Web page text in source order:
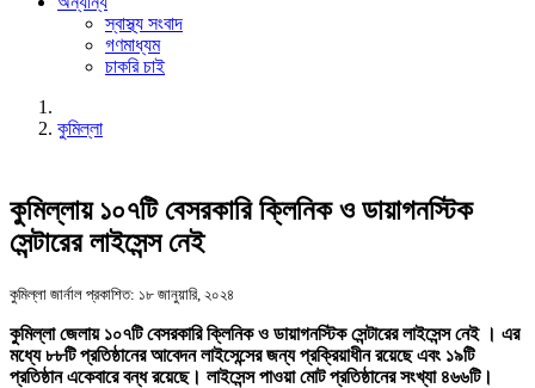
স্বাস্থ্য সংবাদ
গণমাধ্যম
চাকরি চাই
কুমিল্লা
কুমিল্লায় ১০৭টি বেসরকারি ক্লিনিক ও ডায়াগনস্টিক
সেন্টারের লাইসেন্স নেই
কুমিল্লা জার্নাল প্রকাশিত: ১৮ জানুয়ারি, ২০২৪
কুমিল্লা জেলায় ১০৭টি বেসরকারি ক্লিনিক ও ডায়াগনস্টিক সেন্টারের লাইসেন্স নেই । এর
মধ্যে ৮৮টি প্রতিষ্ঠানের আবেদন লাইসেন্সের জন্য প্রক্রিয়াধীন রয়েছে এবং ১৯টি
প্রতিষ্ঠান একেবারে বন্ধ রয়েছে। লাইসেন্স পাওয়া মোট প্রতিষ্ঠানের সংখ্যা ৪৬৬টি।